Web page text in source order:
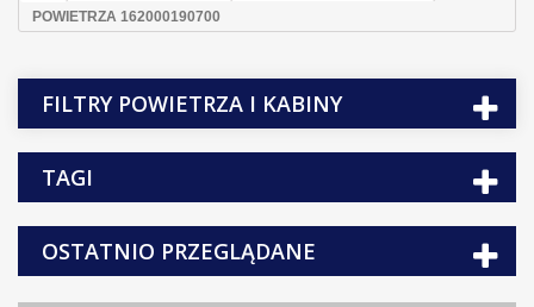
POWIETRZA 162000190700
FILTRY POWIETRZA I KABINY
TAGI
OSTATNIO PRZEGLĄDANE